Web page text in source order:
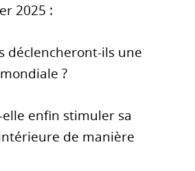
2025 :
déclencheront-ils une
?
enfin stimuler sa
de manière